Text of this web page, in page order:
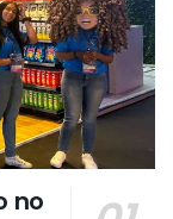
no